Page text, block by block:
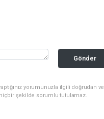
Gönder
yorumunuzla ilgili doğrudan
şekilde sorumlu tutulamaz.